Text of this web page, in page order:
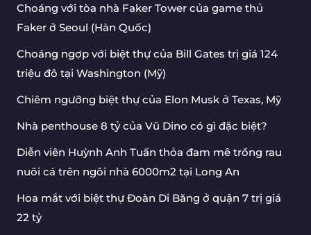
Choáng với tòa nhà Faker Tower của game thủ
Faker ở Seoul (Hàn Quốc)
Choáng ngợp với biệt thự của Bill Gates trị giá 124
triệu đô tại Washington (Mỹ)
Chiêm ngưỡng biệt thự của Elon Musk ở Texas, Mỹ
Nhà penthouse 8 tỷ của Vũ Dino có gì đặc biệt?
Diễn viên Huỳnh Anh Tuấn thỏa đam mê trồng rau
nuôi cá trên ngôi nhà 6000m2 tại Long An
Hoa mắt với biệt thự Đoàn Di Băng ở quận 7 trị giá
22 tỷ